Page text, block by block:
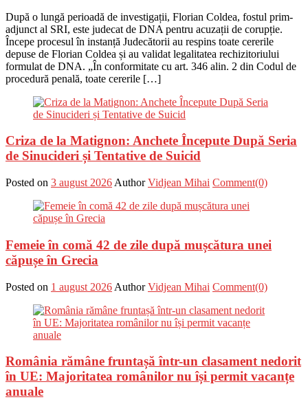
După o lungă perioadă de investigații, Florian Coldea, fostul prim-
adjunct al SRI, este judecat de DNA pentru acuzații de corupție.
Începe procesul în instanță Judecătorii au respins toate cererile
depuse de Florian Coldea și au validat legalitatea rechizitoriului
formulat de DNA. „În conformitate cu art. 346 alin. 2 din Codul de
procedură penală, toate cererile […]
Criza de la Matignon: Anchete Începute După Seria
de Sinucideri și Tentative de Suicid
Posted on 3 august 2026 Author Vidjean Mihai Comment(0)
Femeie în comă 42 de zile după mușcătura unei
căpușe în Grecia
Posted on 1 august 2026 Author Vidjean Mihai Comment(0)
România rămâne fruntașă într-un clasament nedorit
în UE: Majoritatea românilor nu își permit vacanțe
anuale